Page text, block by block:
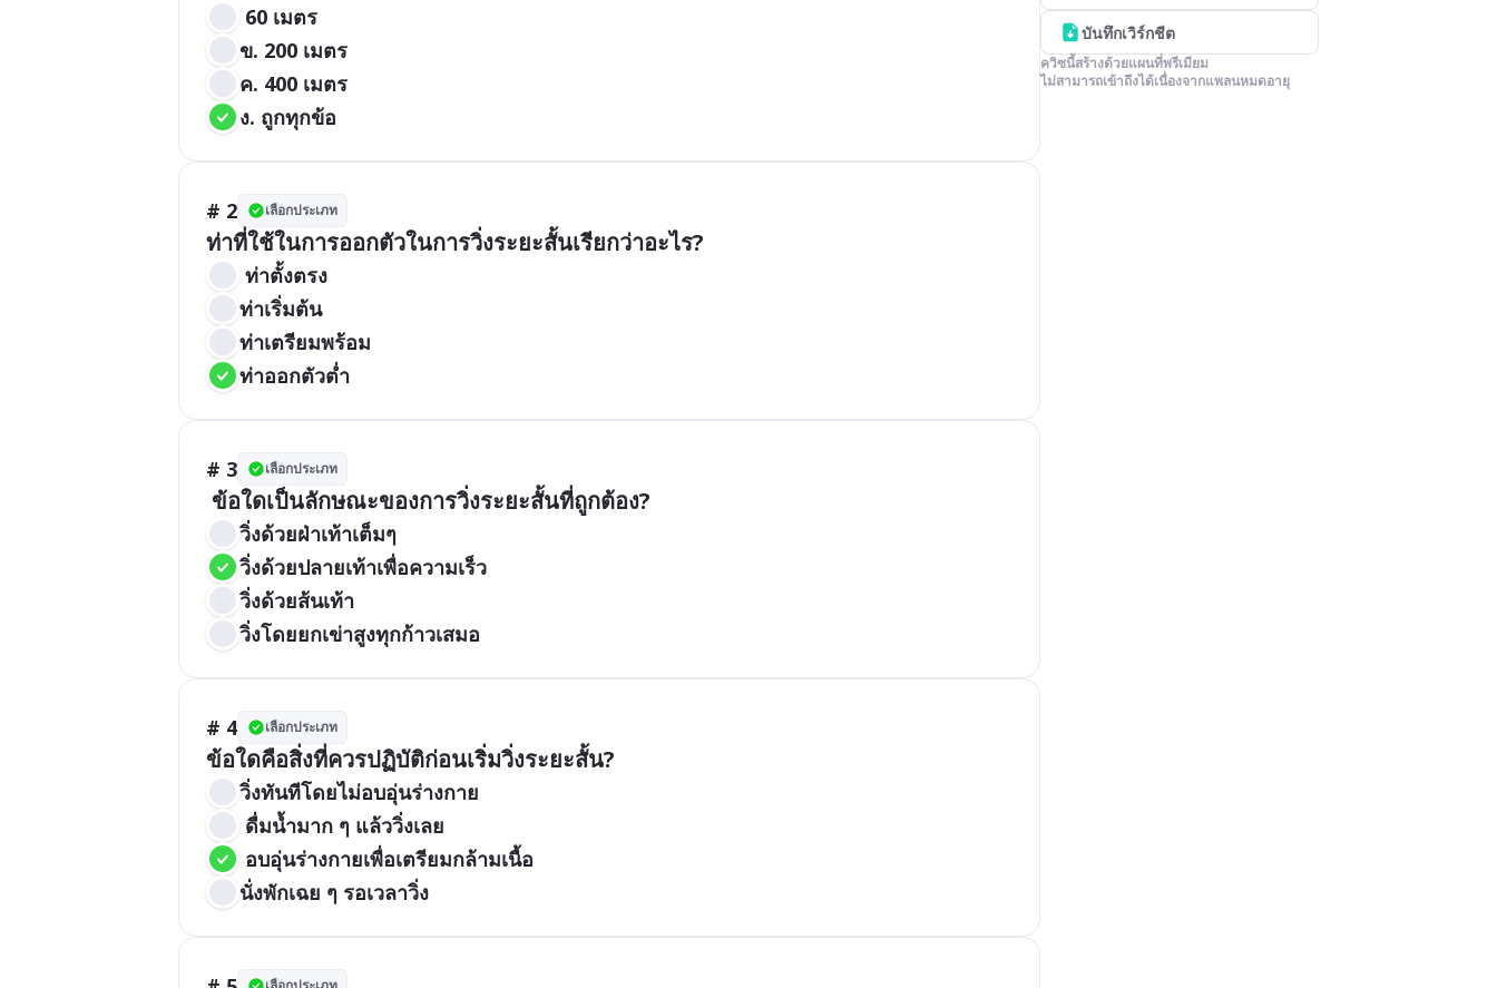
60 เมตร
ข. 200 เมตร
ค. 400 เมตร
ง. ถูกทุกข้อ
# 2 เลือกประเภท
ท่าที่ใช้ในการออกตัวในการวิ่งระยะสั้นเรียกว่าอะไร?
ท่าตั้งตรง
ท่าเริ่มต้น
ท่าเตรียมพร้อม
ท่าออกตัวต่ำ
# 3 เลือกประเภท
ข้อใดเป็นลักษณะของการวิ่งระยะสั้นที่ถูกต้อง?
วิ่งด้วยฝ่าเท้าเต็มๆ
วิ่งด้วยปลายเท้าเพื่อความเร็ว
วิ่งด้วยส้นเท้า
วิ่งโดยยกเข่าสูงทุกก้าวเสมอ
# 4 เลือกประเภท
ข้อใดคือสิ่งที่ควรปฏิบัติก่อนเริ่มวิ่งระยะสั้น?
วิ่งทันทีโดยไม่อบอุ่นร่างกาย
ดื่มน้ำมาก ๆ แล้ววิ่งเลย
อบอุ่นร่างกายเพื่อเตรียมกล้ามเนื้อ
นั่งพักเฉย ๆ รอเวลาวิ่ง
บันทึกเวิร์กชีต
ควิซนี้สร้างด้วยแผนที่พรีเมียม
ไม่สามารถเข้าถึงได้เนื่องจากแพลนหมดอายุ